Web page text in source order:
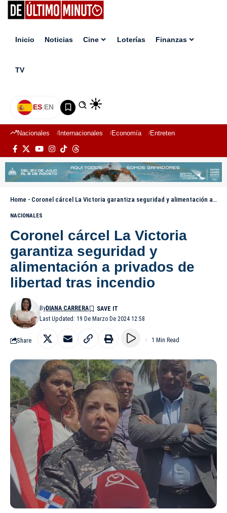
Inicio Noticias Cine Loterías Finanzas
TV
ES|EN
Nacionales Internacionales Economía Entretenimiento
Home - Coronel cárcel La Victoria garantiza seguridad y alimentación a privados de libertad tras incendio
NACIONALES
Coronel cárcel La Victoria
garantiza seguridad y
alimentación a privados de
libertad tras incendio
Last Updated: 19 De Marzo De 2024 12:58
ByDIANA CARRERA
Share 1 Min Read